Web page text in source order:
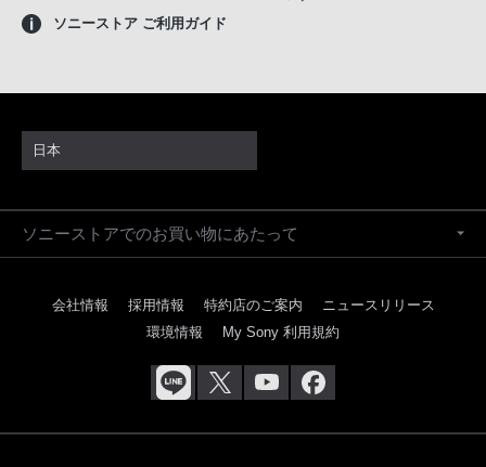
ソニーストア ご利用ガイド
日本
ソニーストアでのお買い物にあたって
会社情報 採用情報 特約店のご案内
ニュースリリース
環境情報
My Sony 利用規約